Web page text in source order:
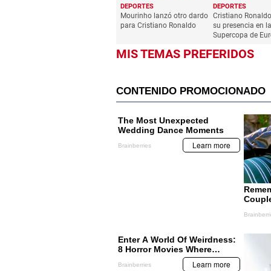
DEPORTES
Mourinho lanzó otro dardo
para Cristiano Ronaldo
DEPORTES
Cristiano
su presencia en la
Supercopa de
MIS TEMAS PREFERIDOS